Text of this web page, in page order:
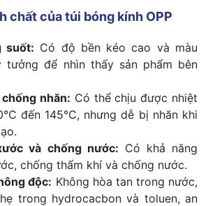
chất của túi bóng kính OPP
suốt: Có độ bền kéo cao và màu
tưởng để nhìn thấy sản phẩm bên
nhăn: Có thể chịu được nhiệt
đến 145°C, nhưng dễ bị nhăn khi
và chống nước: Có khả năng
chống thấm khí và chống nước.
độc: Không hòa tan trong nước,
trong hydrocacbon và toluen, an